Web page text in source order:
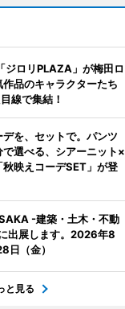
ジロリPLAZA」が梅田ロ
品のキャラクターたち
線で集結！
を、セットで。パンツ
で選べる、シアーニット×
映えコーデSET」が登
-建築・土木・不動
出展します。2026年8
日（金）
と見る